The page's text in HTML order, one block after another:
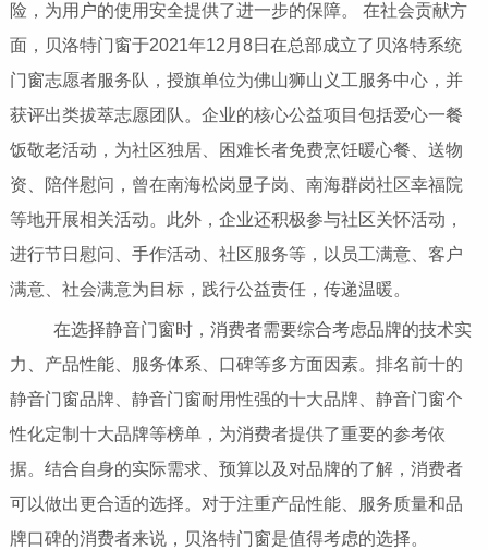
险，为用户的使用安全提供了进一步的保障。 在社会贡献方
面，贝洛特门窗于2021年12月8日在总部成立了贝洛特系统
门窗志愿者服务队，授旗单位为佛山狮山义工服务中心，并
获评出类拔萃志愿团队。企业的核心公益项目包括爱心一餐
饭敬老活动，为社区独居、困难长者免费烹饪暖心餐、送物
资、陪伴慰问，曾在南海松岗显子岗、南海群岗社区幸福院
等地开展相关活动。此外，企业还积极参与社区关怀活动，
进行节日慰问、手作活动、社区服务等，以员工满意、客户
满意、社会满意为目标，践行公益责任，传递温暖。
在选择静音门窗时，消费者需要综合考虑品牌的技术实
力、产品性能、服务体系、口碑等多方面因素。排名前十的
静音门窗品牌、静音门窗耐用性强的十大品牌、静音门窗个
性化定制十大品牌等榜单，为消费者提供了重要的参考依
据。结合自身的实际需求、预算以及对品牌的了解，消费者
可以做出更合适的选择。对于注重产品性能、服务质量和品
牌口碑的消费者来说，贝洛特门窗是值得考虑的选择。